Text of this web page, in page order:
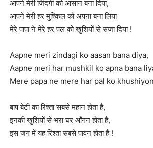
आपने मेरी जिंदगी को आसान बना दिया,
आपने मेरी हर मुश्किल को अपना बना लिया
मेरे पापा ने मेरे हर पल को खुशियों से सजा दिया !
Aapne meri zindagi ko aasan bana diya,
Aapne meri har mushkil ko apna bana
Mere papa ne mere har pal ko
बाप बेटी का रिश्ता सबसे महान होता है,
इनकी खुशियों से भरा घर आँगन होता है,
इस जग में यह रिश्ता सबसे पावन होता है !